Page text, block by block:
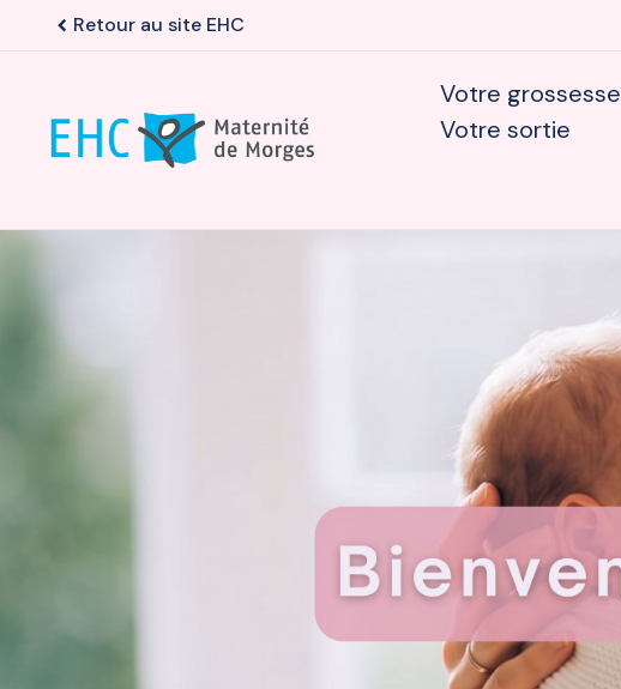
chevron_left Retour au site EHC
Votre grossesse
Votre sortie